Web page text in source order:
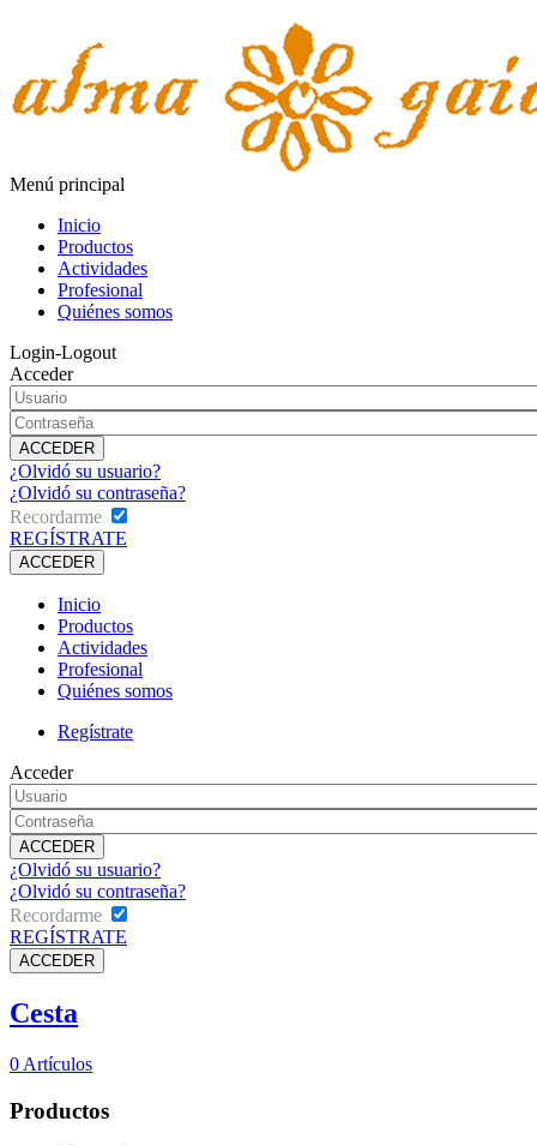
Menú principal
Inicio
Productos
Actividades
Profesional
Quiénes somos
Login-Logout
Acceder
¿Olvidó su usuario?
¿Olvidó su contraseña?
Recordarme
REGÍSTRATE
Inicio
Productos
Actividades
Profesional
Quiénes somos
Regístrate
Acceder
¿Olvidó su usuario?
¿Olvidó su contraseña?
Recordarme
REGÍSTRATE
Cesta
0 Artículos
Productos